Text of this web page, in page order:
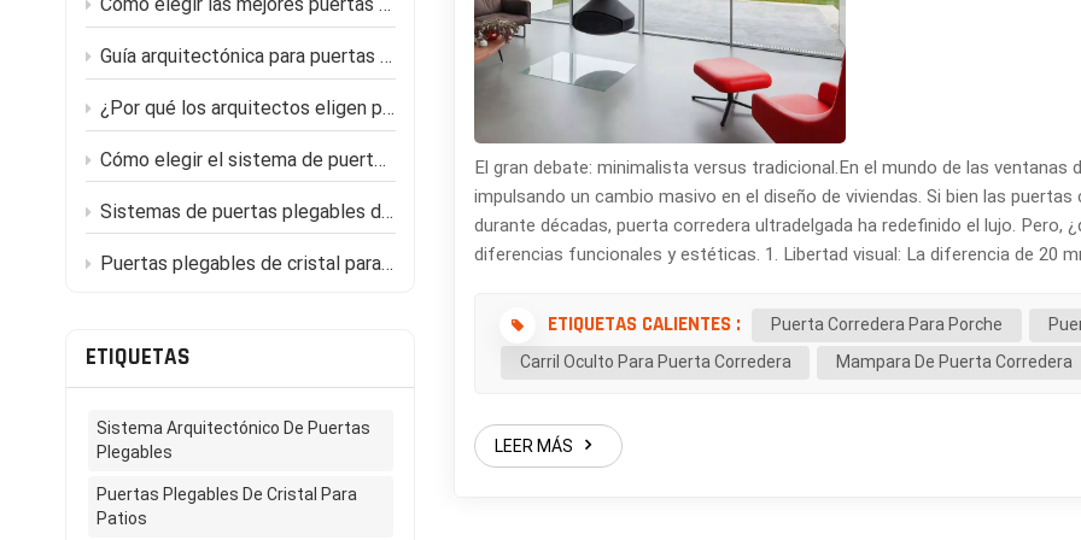
Guía arquitectónica para puertas correderas ultradelgadas en villas de lujo modernas
¿Por qué los arquitectos eligen puertas plegables de vidrio para proyectos de arquitectura moderna?
Cómo elegir el sistema de puertas plegables adecuado para su proyecto.
Sistemas de puertas plegables de aluminio para uso comercial y residencial: Maximizando el espacio y la luz.
Puertas plegables de cristal para exteriores: una solución moderna para patios y espacios comerciales.
ETIQUETAS
Sistema Arquitectónico De Puertas
Plegables
Puertas Plegables De Cristal Para
Patios
El gran debate: minimalista versus tradicional.En el mundo de las
impulsando un cambio masivo en el diseño de viviendas. Si bien las
durante décadas, puerta corredera ultradelgada ha redefinido el lujo. Pero,
diferencias funcionales y estéticas. 1. Libertad visual: La diferencia de 20
Nuestra Puerta corredera con perfil visual de 20 mm Reduce la
a un jardín exuberante o al horizonte de la ciudad, no se desea una gruesa
diferencia entre mirar a través de una ventana y sentirse inmerso en el
estándar: Suelen utilizar aluminio básico o roturas de puente térmico de
altos (es decir, una mayor pérdida de calor).Nuestros sistemas Slim:
ETIQUETAS CALIENTES : Puerta Corredera Para Porche
Carril Oculto Para Puerta Corredera
Mampara De Puerta Corredera
LEER MÁS